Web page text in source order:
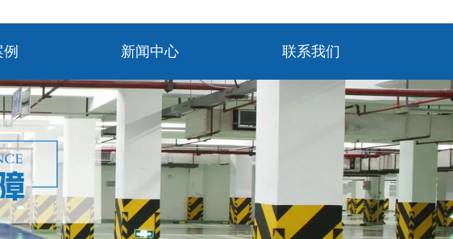
新闻中心 联系我们